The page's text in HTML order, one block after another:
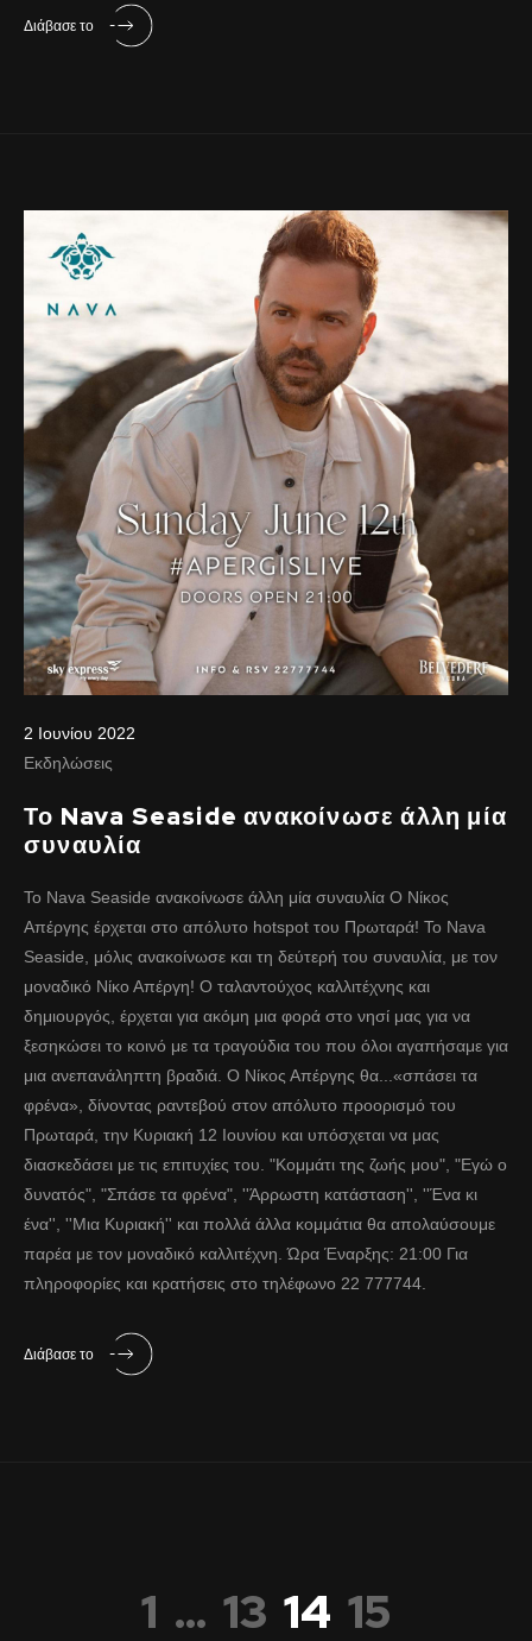
Διάβασε το
2 Ιουνίου 2022
Εκδηλώσεις
Το Nava Seaside ανακοίνωσε άλλη μία
συναυλία
Το Nava Seaside ανακοίνωσε άλλη μία συναυλία Ο Νίκος
Απέργης έρχεται στο απόλυτο hotspot του Πρωταρά! To Nava
Seaside, μόλις ανακοίνωσε και τη δεύτερή του συναυλία, με τον
μοναδικό Νίκο Απέργη! Ο ταλαντούχος καλλιτέχνης και
δημιουργός, έρχεται για ακόμη μια φορά στο νησί μας για να
ξεσηκώσει το κοινό με τα τραγούδια του που όλοι αγαπήσαμε για
μια ανεπανάληπτη βραδιά. Ο Νίκος Απέργης θα...«σπάσει τα
φρένα», δίνοντας ραντεβού στον απόλυτο προορισμό του
Πρωταρά, την Κυριακή 12 Ιουνίου και υπόσχεται να μας
διασκεδάσει με τις επιτυχίες του. "Κομμάτι της ζωής μου", "Εγώ ο
δυνατός", "Σπάσε τα φρένα", ''Άρρωστη κατάσταση'', ''Ένα κι
ένα'', ''Μια Κυριακή'' και πολλά άλλα κομμάτια θα απολαύσουμε
παρέα με τον μοναδικό καλλιτέχνη. Ώρα Έναρξης: 21:00 Για
πληροφορίες και κρατήσεις στο τηλέφωνο 22 777744.
Διάβασε το
1 … 13 14 15